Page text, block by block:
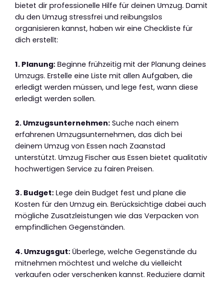
bietet dir professionelle Hilfe für deinen Umzug. Damit
du den Umzug stressfrei und reibungslos
organisieren kannst, haben wir eine Checkliste für
dich erstellt:
1. Planung: Beginne frühzeitig mit der Planung deines
Umzugs. Erstelle eine Liste mit allen Aufgaben, die
erledigt werden müssen, und lege fest, wann diese
erledigt werden sollen.
2. Umzugsunternehmen: Suche nach einem
erfahrenen Umzugsunternehmen, das dich bei
deinem Umzug von Essen nach Zaanstad
unterstützt. Umzug Fischer aus Essen bietet qualitativ
hochwertigen Service zu fairen Preisen.
3. Budget: Lege dein Budget fest und plane die
Kosten für den Umzug ein. Berücksichtige dabei auch
mögliche Zusatzleistungen wie das Verpacken von
empfindlichen Gegenständen.
4. Umzugsgut: Überlege, welche Gegenstände du
mitnehmen möchtest und welche du vielleicht
verkaufen oder verschenken kannst. Reduziere damit